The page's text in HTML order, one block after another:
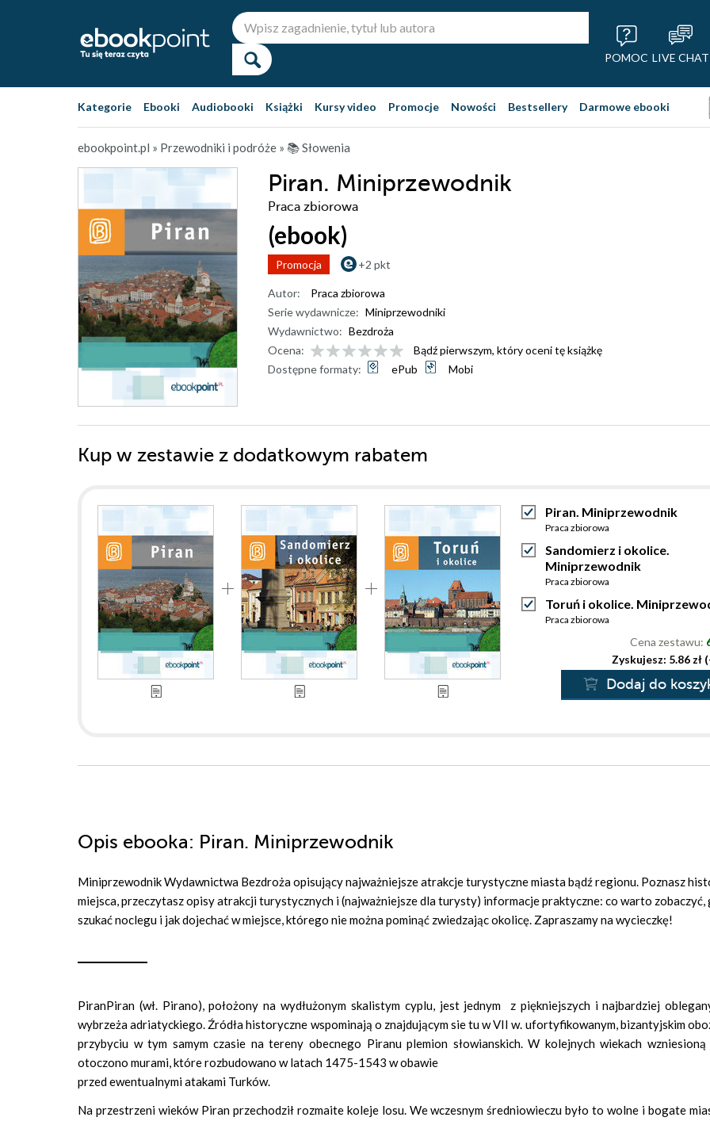
POMOC LIVE CHAT
Kategorie Ebooki Audiobooki Książki Kursy video Promocje Nowości Bestsellery Darmowe ebooki
ebookpoint.pl » Przewodniki i podróże » 📚 Słowenia
Piran. Miniprzewodnik
Praca zbiorowa
(ebook)
Promocja +2 pkt
Autor:
Praca zbiorowa
Serie wydawnicze: Miniprzewodniki
Wydawnictwo: Bezdroża
Ocena:
Bądź pierwszym, który oceni tę książkę
Dostępne formaty:
ePub Mobi
Kup w zestawie z dodatkowym rabatem
Piran. Miniprzewodnik
Praca zbiorowa
Sandomierz i okolice.
Miniprzewodnik
Praca zbiorowa
Toruń i okolice.
Praca zbiorowa
Cena zestawu:
Zyskujesz: 5.86 zł
Dodaj do
Opis ebooka: Piran. Miniprzewodnik
Miniprzewodnik Wydawnictwa Bezdroża opisujący najważniejsze atrakcje turystyczne miasta bądź regionu. Poznasz
miejsca, przeczytasz opisy atrakcji turystycznych i (najważniejsze dla turysty) informacje praktyczne: co warto zobaczyć,
szukać noclegu i jak dojechać w miejsce, którego nie można pominąć zwiedzając okolicę. Zapraszamy na wycieczkę!
PiranPiran (wł. Pirano), położony na wydłużonym skalistym cyplu, jest jednym z piękniejszych i najbardziej
wybrzeża adriatyckiego. Źródła historyczne wspominają o znajdującym sie tu w VII w. ufortyfikowanym, bizantyjskim
przybyciu w tym samym czasie na tereny obecnego Piranu plemion słowianskich. W kolejnych wiekach
otoczono murami, które rozbudowano w latach 1475-1543 w obawie
przed ewentualnymi atakami Turków.
Na przestrzeni wieków Piran przechodził rozmaite koleje losu. We wczesnym średniowieczu było to wolne i bogate